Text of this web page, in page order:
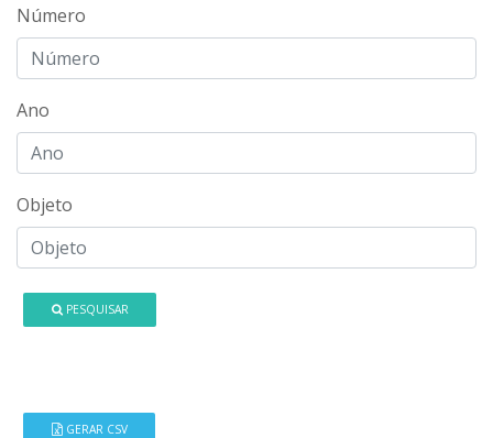
Número
Ano
Objeto
PESQUISAR
GERAR CSV